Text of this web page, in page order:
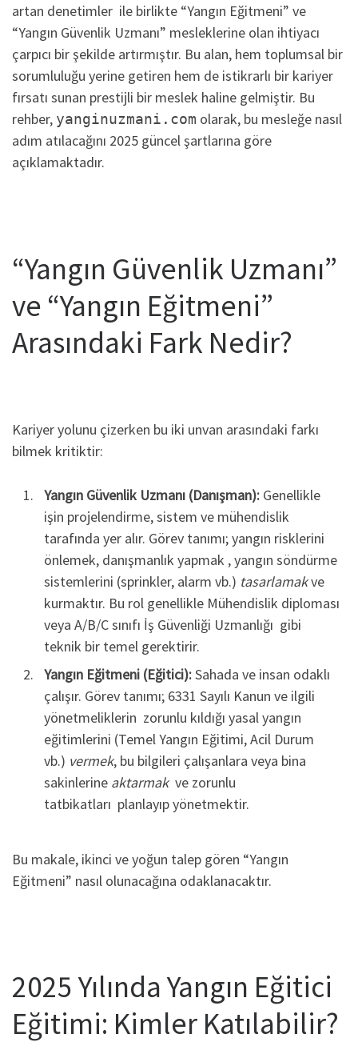
artan denetimler ile birlikte “Yangın Eğitmeni” ve
“Yangın Güvenlik Uzmanı” mesleklerine olan ihtiyacı
çarpıcı bir şekilde artırmıştır. Bu alan, hem toplumsal bir
sorumluluğu yerine getiren hem de istikrarlı bir kariyer
fırsatı sunan prestijli bir meslek haline gelmiştir. Bu
rehber, yanginuzmani.com olarak, bu mesleğe nasıl
adım atılacağını 2025 güncel şartlarına göre
açıklamaktadır.
“Yangın Güvenlik Uzmanı”
ve “Yangın Eğitmeni”
Arasındaki Fark Nedir?
Kariyer yolunu çizerken bu iki unvan arasındaki farkı
bilmek kritiktir:
Yangın Güvenlik Uzmanı (Danışman): Genellikle
işin projelendirme, sistem ve mühendislik
tarafında yer alır. Görev tanımı; yangın risklerini
önlemek, danışmanlık yapmak , yangın söndürme
sistemlerini (sprinkler, alarm vb.) tasarlamakve
kurmaktır. Bu rol genellikle Mühendislik diploması
veya A/B/C sınıfı İş Güvenliği Uzmanlığı gibi
teknik bir temel gerektirir.
Yangın Eğitmeni (Eğitici):Sahada ve insan odaklı
çalışır. Görev tanımı; 6331 Sayılı Kanun ve ilgili
yönetmeliklerin zorunlu kıldığı yasal yangın
eğitimlerini (Temel Yangın Eğitimi, Acil Durum
vb.) vermek, bu bilgileri çalışanlara veya bina
sakinlerine aktarmakve zorunlu
tatbikatları planlayıp yönetmektir.
Bu makale, ikinci ve yoğun talep gören “Yangın
Eğitmeni” nasıl olunacağına odaklanacaktır.
2025 Yılında Yangın Eğitici
Eğitimi: Kimler Katılabilir?